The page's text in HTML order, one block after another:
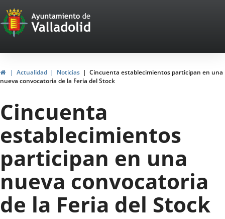
Portal
Web
del
Ayuntamiento
de
Valladolid
InicioActualidad Noticias
Cincuenta establecimientos participan en una
nueva convocatoria de la Feria del Stock
Cincuenta
establecimientos
participan en una
nueva convocatoria
de la Feria del Stock